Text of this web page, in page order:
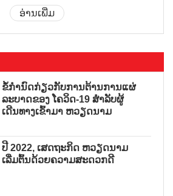
ອ່ານເພີ່ມ
ຂໍ້ກຳນົດກ່ຽວກັບການຕ້ານການແຜ່
ລະບາດຂອງ ໂຄວິດ-19 ສຳລັບຜູ້
ເດີນທາງເຂົ້າມາ ຫວຽດນາມ
ປີ 2022, ເສດຖະກິດ ຫວຽດນາມ
ເລີ່ມຕົ້ນດ້ວຍຄວາມສະດວກດີ